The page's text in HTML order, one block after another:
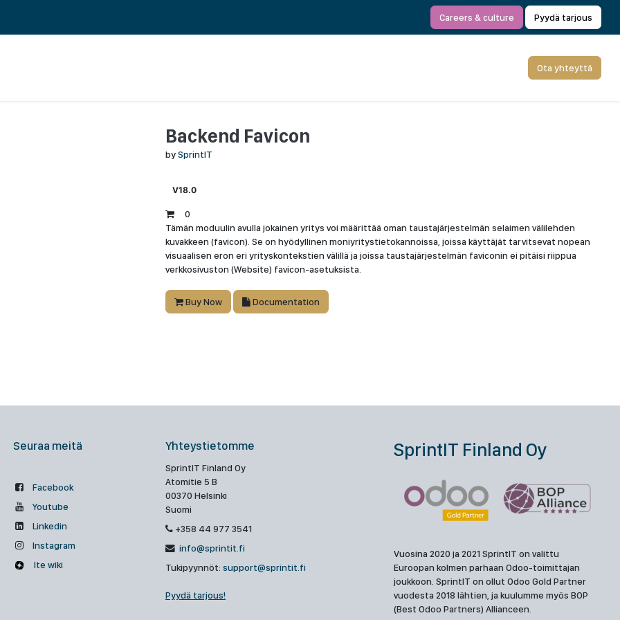
Careers & culture Pyydä tarjous
Ota yhteyttä
Backend Favicon
bySprintIT
V18.0
0
Tämän moduulin avulla jokainen yritys voi määrittää oman taustajärjestelmän selaimen välilehden
kuvakkeen (favicon). Se on hyödyllinen moniyritystietokannoissa, joissa käyttäjät tarvitsevat nopean
visuaalisen eron eri yrityskontekstien välillä ja joissa taustajärjestelmän faviconin ei pitäisi riippua
verkkosivuston (Website) favicon-asetuksista.
Buy Now Documentation
Seuraa meitä
Facebook
Youtube
Linkedin
Instagram
Ite wiki
Yhteystietomme
SprintIT Finland Oy
Atomitie 5 B
00370 Helsinki
Suomi
+358 44 977 3541
info@sprintit.fi
Tukipyynnöt: support@sprintit.fi
Pyydä tarjous!
SprintIT Finland Oy
Vuosina 2020 ja 2021 SprintIT on valittu
Euroopan kolmen parhaan Odoo-toimittajan
joukkoon. SprintIT on ollut Odoo Gold Partner
vuodesta 2018 lähtien, ja kuulumme myös BOP
(Best Odoo Partners) Allianceen.